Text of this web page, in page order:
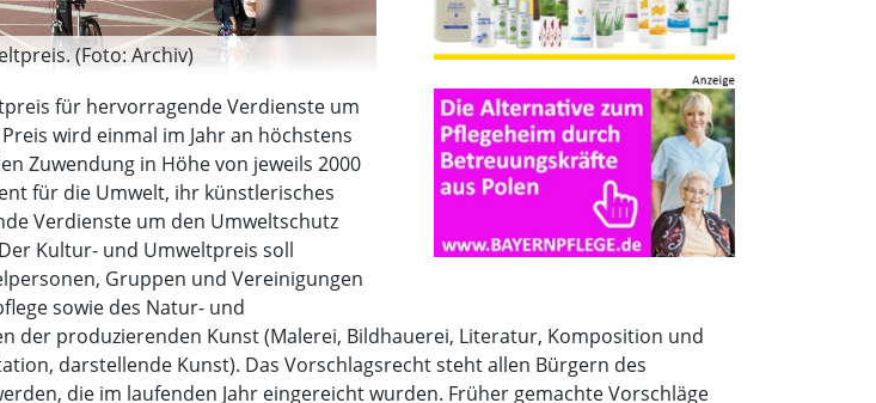
(Foto: Archiv)
für hervorragende Verdienste um
wird einmal im Jahr an höchstens
Zuwendung in Höhe von jeweils 2000
für die Umwelt, ihr künstlerisches
Verdienste um den Umweltschutz
Kultur- und Umweltpreis soll
Gruppen und Vereinigungen
sowie des Natur- und
der produzierenden Kunst (Malerei, Bildhauerei, Literatur, Komposition und
darstellende Kunst). Das Vorschlagsrecht steht allen Bürgern des
die im laufenden Jahr eingereicht wurden. Früher gemachte Vorschläge